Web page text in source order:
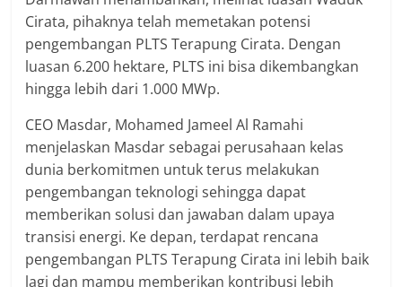
Cirata, pihaknya telah memetakan potensi
pengembangan PLTS Terapung Cirata. Dengan
luasan 6.200 hektare, PLTS ini bisa dikembangkan
hingga lebih dari 1.000 MWp.
CEO Masdar, Mohamed Jameel Al Ramahi
menjelaskan Masdar sebagai perusahaan kelas
dunia berkomitmen untuk terus melakukan
pengembangan teknologi sehingga dapat
memberikan solusi dan jawaban dalam upaya
transisi energi. Ke depan, terdapat rencana
pengembangan PLTS Terapung Cirata ini lebih baik
lagi dan mampu memberikan kontribusi lebih